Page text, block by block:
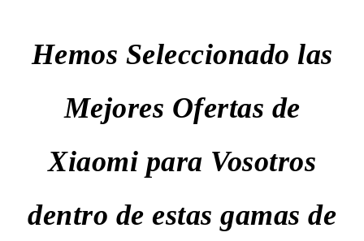
Hemos Seleccionado las
Mejores Ofertas de
Xiaomi para Vosotros
dentro de estas gamas de